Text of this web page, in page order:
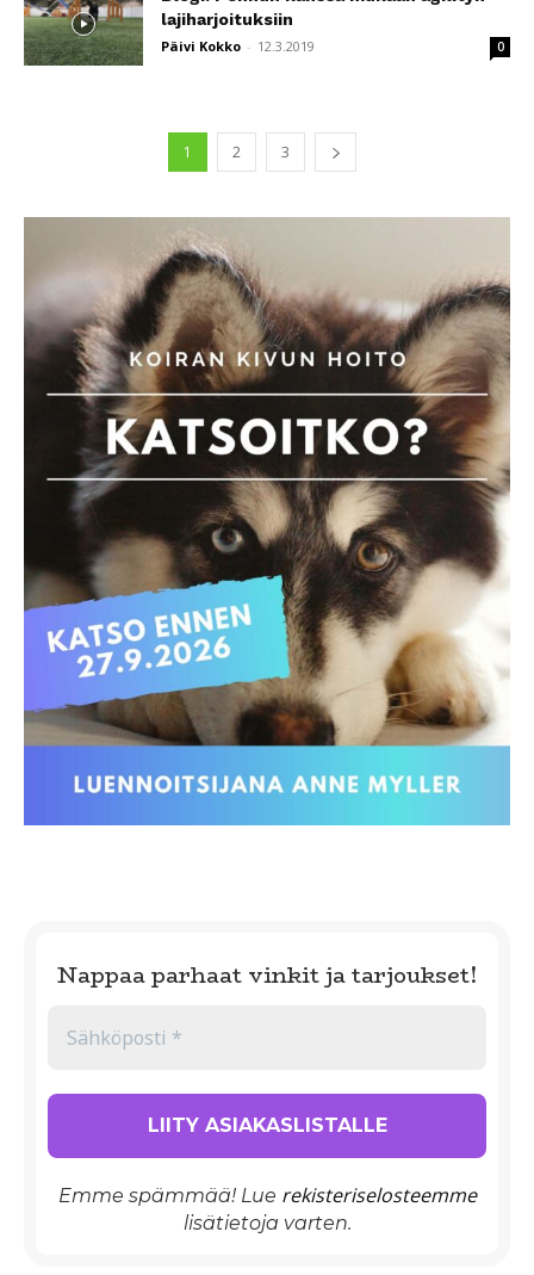
lajiharjoituksiin
Päivi Kokko - 12.3.2019 0
1 2 3
Nappaa parhaat vinkit ja tarjoukset!
Emme spämmää! Lue rekisteriselosteemme
lisätietoja varten.